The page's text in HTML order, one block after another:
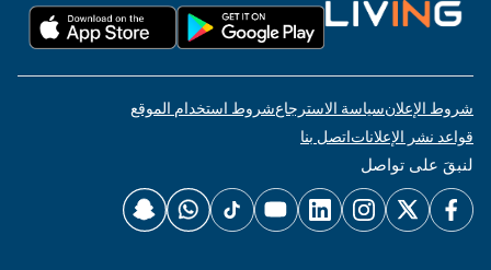
شروط الإعلانسياسة الاسترجاعشروط استخدام الموقع
قواعد نشر الإعلاناتاتصل بنا
لنبقَ على تواصل